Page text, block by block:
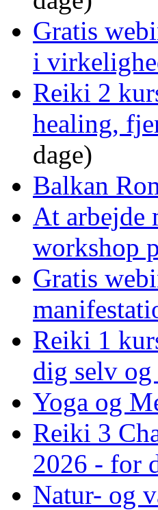
Gratis
i
Reiki 2
healing,
dage)
Balkan
At arbejde
workshop
Gratis
Reiki 1
dig selv
Yoga og
Reiki 3
2026 - for
Natur- og